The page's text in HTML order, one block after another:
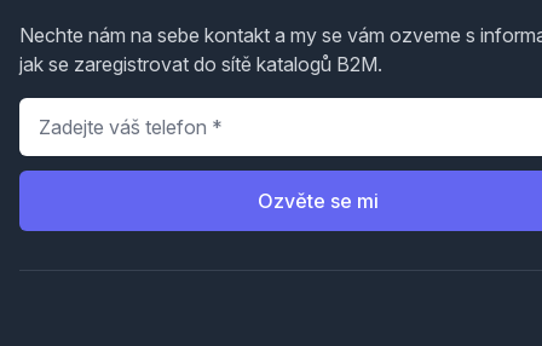
Nechte nám na sebe kontakt a my se vám ozveme s
jak se zaregistrovat do sítě katalogů B2M.
Telefon
Ozvěte se mi